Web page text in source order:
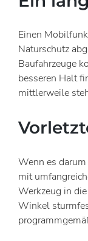
Einen
Naturschutz
Baufahrzeuge
besseren Halt
mittlerweile
Wenn es
mit
Werkzeug in
Winkel